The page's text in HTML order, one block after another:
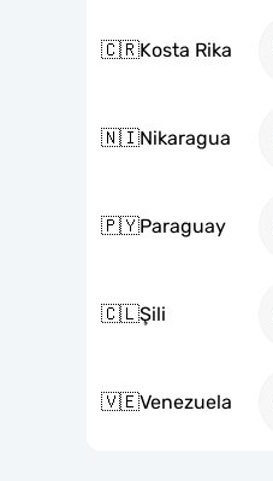
🇨🇷Kosta Rika
🇳🇮Nikaragua
🇵🇾Paraguay
🇨🇱Şili
🇻🇪Venezuela